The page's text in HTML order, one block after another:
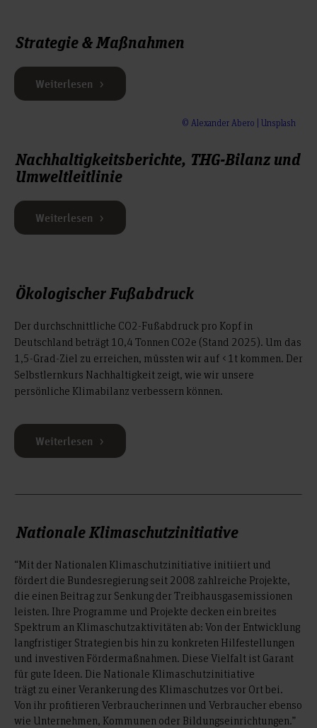
Strategie & Maßnahmen
Weiterlesen
© Alexander Abero | Unsplash
Nachhaltigkeitsberichte, THG-Bilanz und
Umweltleitlinie
Weiterlesen
Ökologischer Fußabdruck
Der durchschnittliche CO2-Fußabdruck pro Kopf in
Deutschland beträgt 10,4 Tonnen CO2e (Stand 2025). Um das
1,5-Grad-Ziel zu erreichen, müssten wir auf <1t kommen. Der
Selbstlernkurs Nachhaltigkeit zeigt, wie wir unsere
persönliche Klimabilanz verbessern können.
Weiterlesen
Nationale Klimaschutzinitiative
“Mit der Nationalen Klimaschutzinitiative initiiert und
fördert die Bundesregierung seit 2008 zahlreiche Projekte,
die einen Beitrag zur Senkung der Treibhausgasemissionen
leisten. Ihre Programme und Projekte decken ein breites
Spektrum an Klimaschutzaktivitäten ab: Von der Entwicklung
langfristiger Strategien bis hin zu konkreten Hilfestellungen
und investiven Fördermaßnahmen. Diese Vielfalt ist Garant
für gute Ideen. Die Nationale Klimaschutzinitiative
trägt zu einer Verankerung des Klimaschutzes vor Ort bei.
Von ihr profitieren Verbraucherinnen und Verbraucher ebenso
wie Unternehmen, Kommunen oder Bildungseinrichtungen.”